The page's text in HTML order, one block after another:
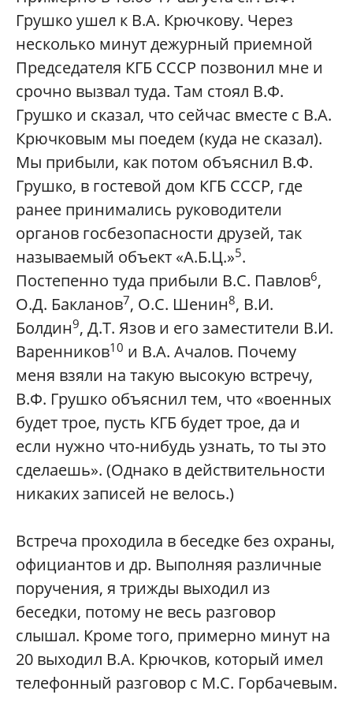
Грушко ушел к В.А. Крючкову. Через
несколько минут дежурный приемной
Председателя КГБ СССР позвонил мне и
срочно вызвал туда. Там стоял В.Ф.
Грушко и сказал, что сейчас вместе с В.А.
Крючковым мы поедем (куда не сказал).
Мы прибыли, как потом объяснил В.Ф.
Грушко, в гостевой дом КГБ СССР, где
ранее принимались руководители
органов госбезопасности друзей, так
называемый объект «А.Б.Ц.»5.
Постепенно туда прибыли В.С. Павлов6,
О.Д. Бакланов7, О.С. Шенин8, В.И.
Болдин9, Д.Т. Язов и его заместители В.И.
Варенников10 и В.А. Ачалов. Почему
меня взяли на такую высокую встречу,
В.Ф. Грушко объяснил тем, что «военных
будет трое, пусть КГБ будет трое, да и
если нужно что-нибудь узнать, то ты это
сделаешь». (Однако в действительности
никаких записей не велось.)
Встреча проходила в беседке без охраны,
официантов и др. Выполняя различные
поручения, я трижды выходил из
беседки, потому не весь разговор
слышал. Кроме того, примерно минут на
20 выходил В.А. Крючков, который имел
телефонный разговор с М.С. Горбачевым.